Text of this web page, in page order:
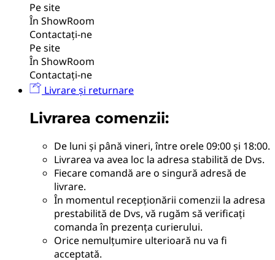
Pe site
În ShowRoom
Contactați-ne
Pe site
În ShowRoom
Contactați-ne
Livrare și returnare
Livrarea comenzii:
De luni și până vineri, între orele 09:00 și 18:00.
Livrarea va avea loc la adresa stabilită de Dvs.
Fiecare comandă are o singură adresă de
livrare.
În momentul recepționării comenzii la adresa
prestabilită de Dvs, vă rugăm să verificați
comanda în prezența curierului.
Orice nemulțumire ulterioară nu va fi
acceptată.